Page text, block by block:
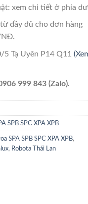
xem chi tiết ở phía
đầy đủ cho đơn hàng
5 Tạ Uyên P14 Q11
999 843 (Zalo).
SPB SPC XPA XPB
SPA SPB SPC XPA XPB,
, Robota Thái Lan